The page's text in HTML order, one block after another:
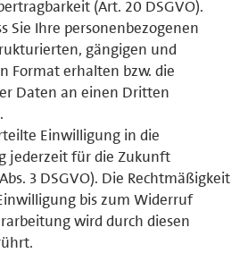
(Art. 20 DSGVO).
Sie Ihre personenbezogenen
gängigen und
Format erhalten bzw. die
Daten an einen Dritten
Einwilligung in die
jederzeit für die Zukunft
3 DSGVO). Die Rechtmäßigkeit
bis zum Widerruf
wird durch diesen